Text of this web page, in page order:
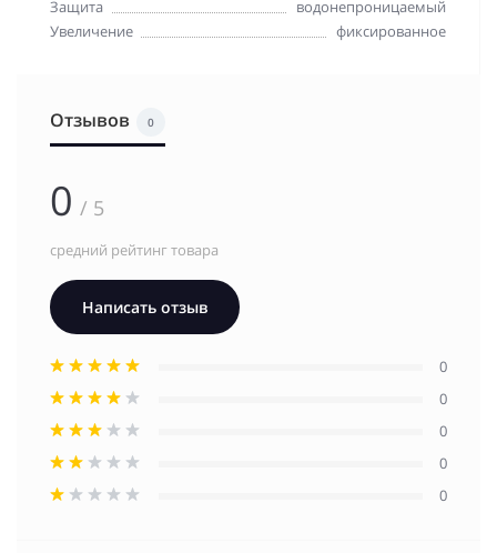
Защита
водонепроницаемый
Увеличение
фиксированное
Отзывов 0
0 / 5
средний рейтинг товара
Написать отзыв
0
0
0
0
0